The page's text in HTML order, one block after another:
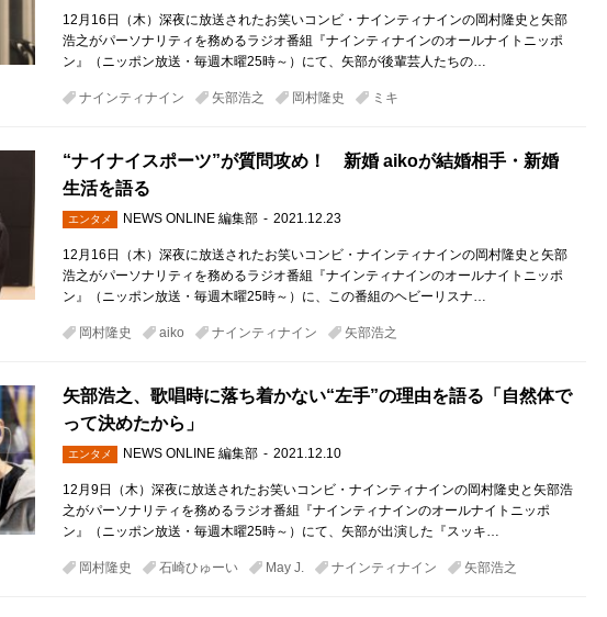
12月16日（木）深夜に放送されたお笑いコンビ・ナインティナインの岡村隆史と矢部
浩之がパーソナリティを務めるラジオ番組『ナインティナインのオールナイトニッポ
ン』（ニッポン放送・毎週木曜25時～）にて、矢部が後輩芸人たちの…
ナインティナイン 矢部浩之 岡村隆史 ミキ
“ナイナイスポーツ”が質問攻め！ 新婚 aikoが結婚相手・新婚
生活を語る
エンタメ NEWS ONLINE 編集部 2021.12.23
12月16日（木）深夜に放送されたお笑いコンビ・ナインティナインの岡村隆史と矢部
浩之がパーソナリティを務めるラジオ番組『ナインティナインのオールナイトニッポ
ン』（ニッポン放送・毎週木曜25時～）に、この番組のヘビーリスナ…
岡村隆史 aiko ナインティナイン 矢部浩之
矢部浩之、歌唱時に落ち着かない“左手”の理由を語る「自然体で
って決めたから」
エンタメ NEWS ONLINE 編集部 2021.12.10
12月9日（木）深夜に放送されたお笑いコンビ・ナインティナインの岡村隆史と矢部浩
之がパーソナリティを務めるラジオ番組『ナインティナインのオールナイトニッポ
ン』（ニッポン放送・毎週木曜25時～）にて、矢部が出演した『スッキ…
岡村隆史 石崎ひゅーい May J. ナインティナイン 矢部浩之